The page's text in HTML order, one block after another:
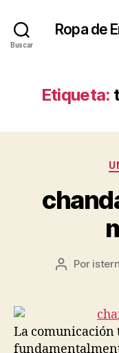
Buscar
Ropa de
Etiqueta:
Autor
entrada
Por istern
La